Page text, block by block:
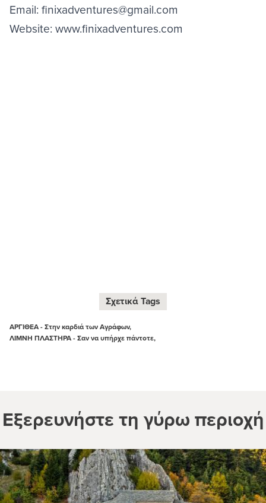
Email: finixadventures@gmail.com
Website: www.finixadventures.com
Σχετικά Tags
ΑΡΓΙΘΕΑ - Στην καρδιά των Αγράφων,
ΛΙΜΝΗ ΠΛΑΣΤΗΡΑ - Σαν να υπήρχε πάντοτε,
Εξερευνήστε τη γύρω περιοχή